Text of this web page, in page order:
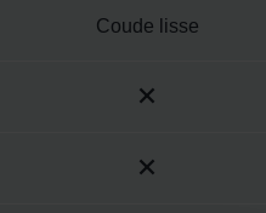
Coude lisse